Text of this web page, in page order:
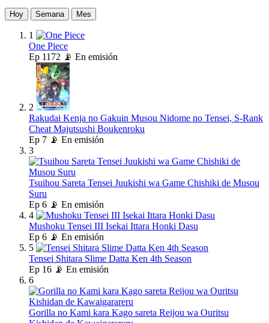
Hoy Semana Mes
1
One Piece
Ep 1172 📡 En emisión
2
Rakudai Kenja no Gakuin Musou Nidome no Tensei, S-Rank
Cheat Majutsushi Boukenroku
Ep 7 📡 En emisión
3
Tsuihou Sareta Tensei Juukishi wa Game Chishiki de Musou
Suru
Ep 6 📡 En emisión
4
Mushoku Tensei III Isekai Ittara Honki Dasu
Ep 6 📡 En emisión
5
Tensei Shitara Slime Datta Ken 4th Season
Ep 16 📡 En emisión
6
Gorilla no Kami kara Kago sareta Reijou wa Ouritsu